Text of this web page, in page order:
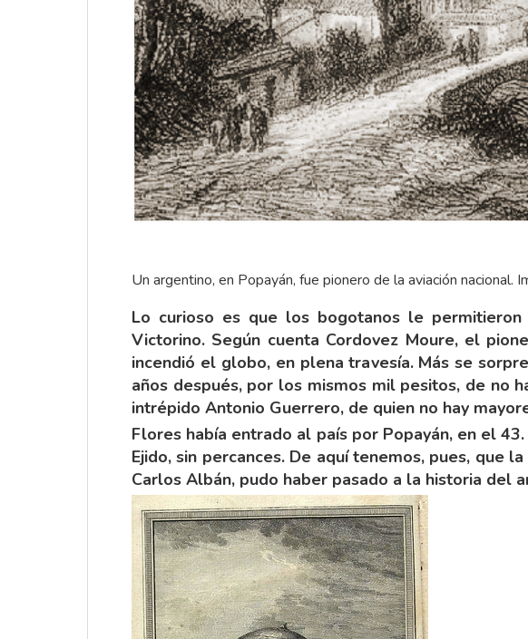
Un argentino, en Popayán, fue pionero de la aviación
Lo curioso es que los bogotanos le
Victorino. Según cuenta Cordovez Moure, el
incendió el globo, en plena travesía. Más se
años después, por los mismos mil pesitos, de no
intrépido Antonio Guerrero, de quien no hay
Flores había entrado al país por Popayán, en el
Ejido, sin percances. De aquí tenemos, pues, que
Carlos Albán, pudo haber pasado a la historia del